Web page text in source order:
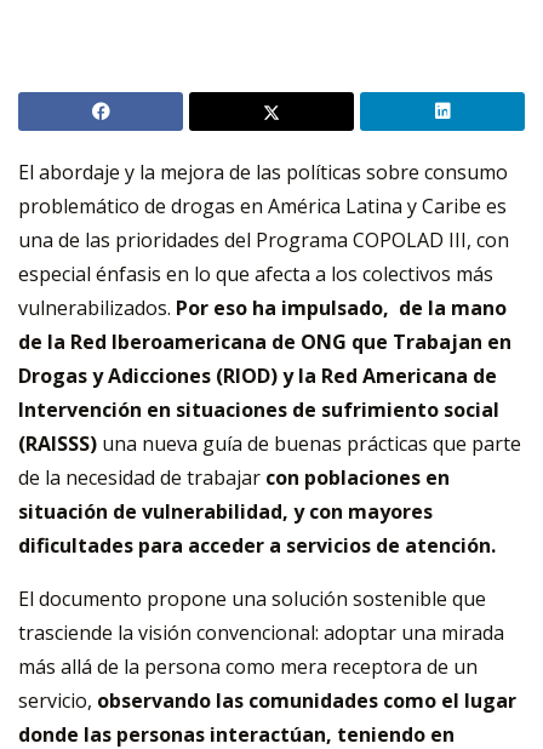
El abordaje y la mejora de las políticas sobre consumo
problemático de drogas en América Latina y Caribe es
una de las prioridades del Programa COPOLAD III, con
especial énfasis en lo que afecta a los colectivos más
vulnerabilizados. Por eso ha impulsado, de la mano
de la Red Iberoamericana de ONG que Trabajan en
Drogas y Adicciones (RIOD) y la Red Americana de
Intervención en situaciones de sufrimiento social
(RAISSS) una nueva guía de buenas prácticas que parte
de la necesidad de trabajar con poblaciones en
situación de vulnerabilidad, y con mayores
dificultades para acceder a servicios de atención.
El documento propone una solución sostenible que
trasciende la visión convencional: adoptar una mirada
más allá de la persona como mera receptora de un
servicio, observando las comunidades como el lugar
donde las personas interactúan, teniendo en